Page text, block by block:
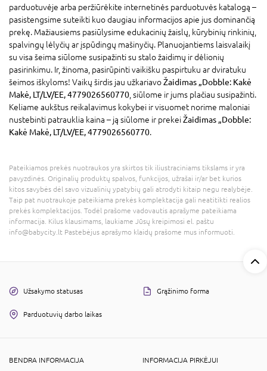
parduotuvėje arba peržiūrėkite internetinės parduotuvės katalogą –
pasistengsime suteikti kuo daugiau informacijos apie jus dominančią
prekę. Mažiausiems pasiūlysime edukacinių žaislų, kūrybinių rinkinių,
spalvingų lėlyčių ar įspūdingų mašinyčių. Planuojantiems laisvalaikį
su visa šeima siūlome susipažinti su stalo žaidimų ir dėlionių
pasirinkimu. Ir, žinoma, pasirūpinti vaikišku paspirtuku ar dviratuku
šeimos iškyloms! Vaikų širdis jau užkariavoŽaidimas „Dobble: Kakė
Makė, LT/LV/EE, 4779026560770 , siūlome ir jums plačiau susipažinti.
Keliame aukštus reikalavimus kokybei ir visuomet norime maloniai
nustebinti patrauklia kaina – ją siūlome ir prekeiŽaidimas „Dobble:
Kakė Makė, LT/LV/EE, 4779026560770.
Pateikiamos prekės nuotraukos yra skirtos tik iliustraciniams tikslams ir yra
pavyzdinės. Originalių produktų spalvos, funkcijos, užrašai ir/ar bet kurios
kitos savybės dėl savo vizualinių ypatybių gali atrodyti kitaip negu realybėje.
Taip pat nuotraukoje pateikiama prekės komplektacija gali neatitikti realios
prekės komplektacijos. Todėl prašome vadovautis aprašyme pateikiama
informacija. Kilus klausimams, laukiame Jūsų kreipimosi el. paštu
info@babycity.lt Pastebėjus aprašymo klaidų prašome mus informuoti.
Užsakymo statusas Grąžinimo forma
Parduotuvių darbo laikas
BENDRA INFORMACIJA
INFORMACIJA PIRKĖJUI